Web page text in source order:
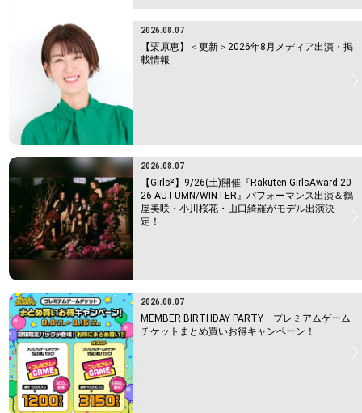
2026.08.07
【栗原恵】＜更新＞2026年8月メディア出演・掲
載情報
2026.08.07
【Girls²】9/26(土)開催『Rakuten GirlsAward 20
26 AUTUMN/WINTER』パフォーマンス出演＆鶴
屋美咲・小川桜花・山口綺羅がモデル出演決
定！
2026.08.07
MEMBER BIRTHDAY PARTY プレミアムゲーム
チケットまとめ買いお得キャンペーン！